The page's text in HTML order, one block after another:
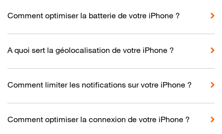
Comment optimiser la batterie de votre iPhone ?
A quoi sert la géolocalisation de votre iPhone ?
Comment limiter les notifications sur votre iPhone ?
Comment optimiser la connexion de votre iPhone ?